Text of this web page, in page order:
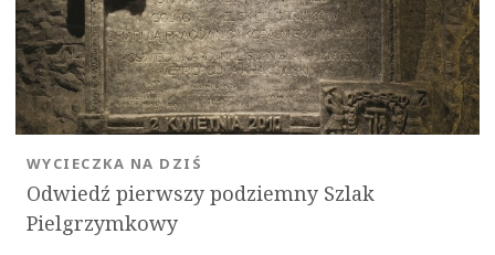
Odwiedź pierwszy podziemny Szlak
Pielgrzymkowy
WYCIECZKA NA DZIŚ